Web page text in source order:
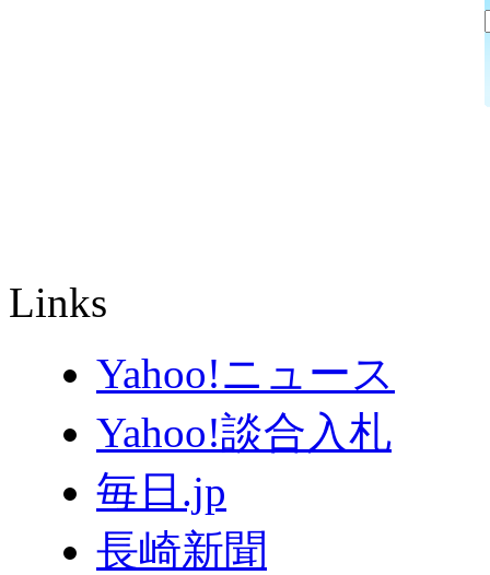
Links
Yahoo!ニュース
Yahoo!談合入札
毎日.jp
長崎新聞